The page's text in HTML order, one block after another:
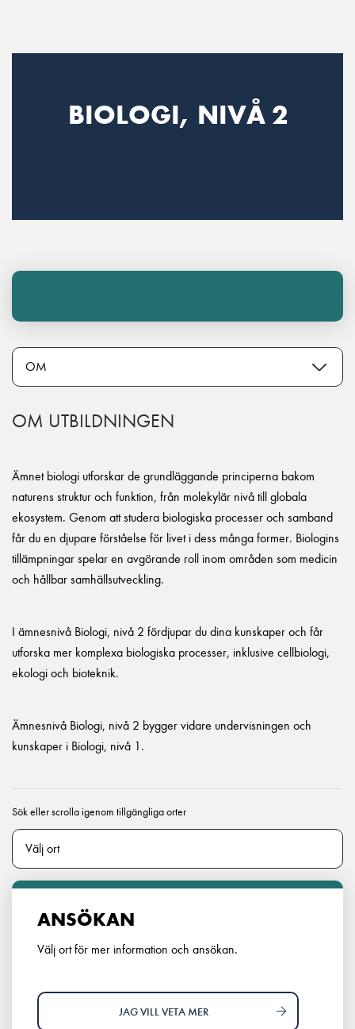
BIOLOGI, NIVÅ 2
OM UTBILDNINGEN
Ämnet biologi utforskar de grundläggande principerna bakom
naturens struktur och funktion, från molekylär nivå till globala
ekosystem. Genom att studera biologiska processer och samband
får du en djupare förståelse för livet i dess många former. Biologins
tillämpningar spelar en avgörande roll inom områden som medicin
och hållbar samhällsutveckling.
I ämnesnivå Biologi, nivå 2 fördjupar du dina kunskaper och får
utforska mer komplexa biologiska processer, inklusive cellbiologi,
ekologi och bioteknik.
Ämnesnivå Biologi, nivå 2 bygger vidare undervisningen och
kunskaper i Biologi, nivå 1.
Sök eller scrolla igenom tillgängliga orter
ANSÖKAN
Välj ort för mer information och ansökan.
JAG VILL VETA MER